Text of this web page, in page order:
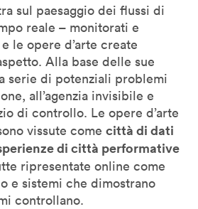
sul paesaggio dei flussi di
reale – monitorati e
le opere d’arte create
Alla base delle sue
serie di potenziali problemi
all’agenzia invisibile e
di controllo. Le opere d’arte
vissute come città di dati
di città performative
ripresentate online come
e sistemi che dimostrano
controllano.